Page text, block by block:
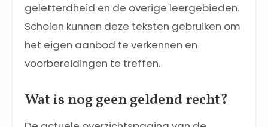
geletterdheid en de overige leergebieden.
Scholen kunnen deze teksten gebruiken om
het eigen aanbod te verkennen en
voorbereidingen te treffen.
Wat is nog geen geldend recht?